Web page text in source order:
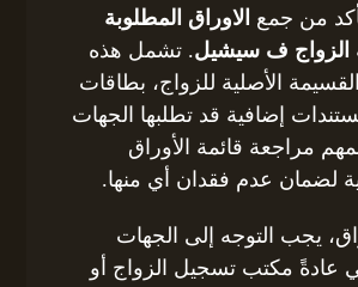
من جمع الاوراق المطلوبة
الزواج ف سيشيل. تشمل هذه
الأصلية للزواج، بطاقات
إضافية قد تطلبها الجهات
مراجعة قائمة الأوراق
لضمان عدم فقدان أي منها.
يجب التوجه إلى الجهات
عادةً مكتب تسجيل الزواج أو